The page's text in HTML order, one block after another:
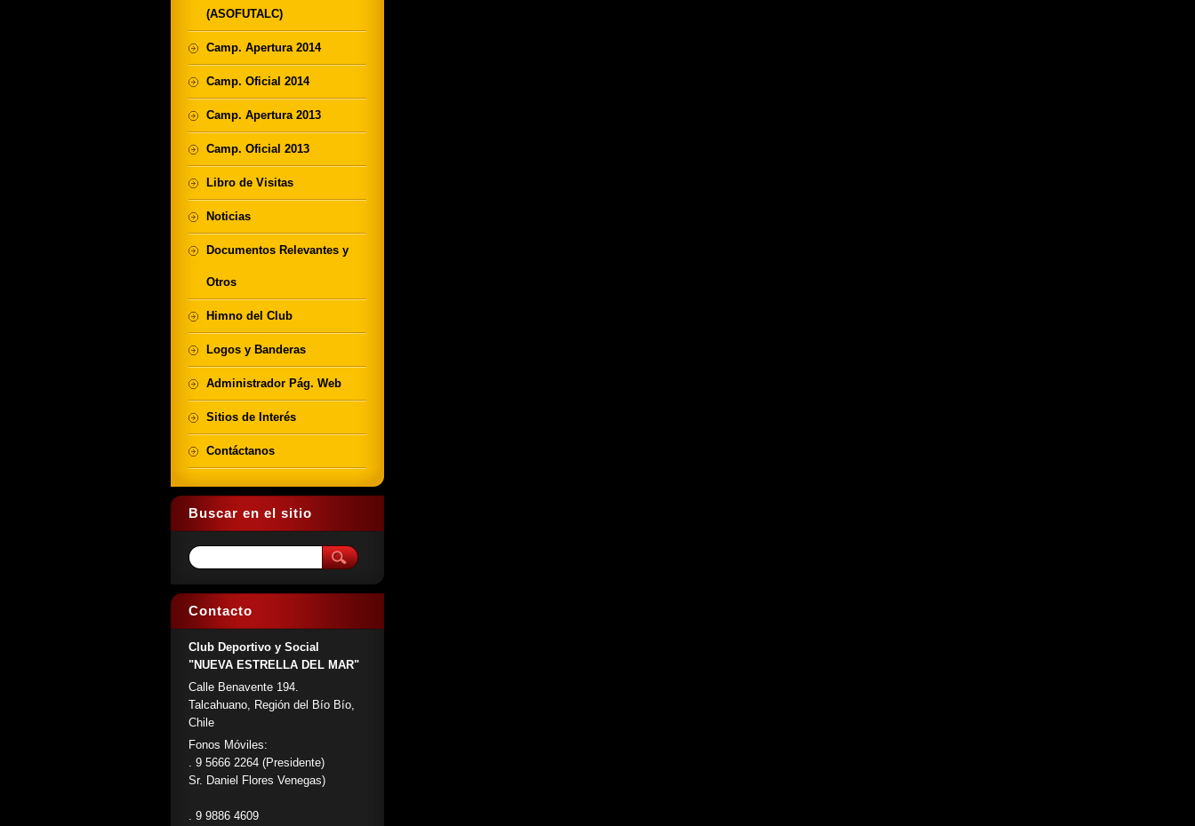
(ASOFUTALC)
Camp. Apertura 2014
Camp. Oficial 2014
Camp. Apertura 2013
Camp. Oficial 2013
Libro de Visitas
Noticias
Documentos Relevantes y
Otros
Himno del Club
Logos y Banderas
Administrador Pág. Web
Sitios de Interés
Contáctanos
Buscar en el sitio
Contacto
Club Deportivo y Social
"NUEVA ESTRELLA DEL MAR"
Calle Benavente 194.
Talcahuano, Región del Bío Bío,
Chile
Fonos Móviles:
. 9 5666 2264 (Presidente)
Sr. Daniel Flores Venegas)
. 9 9886 4609